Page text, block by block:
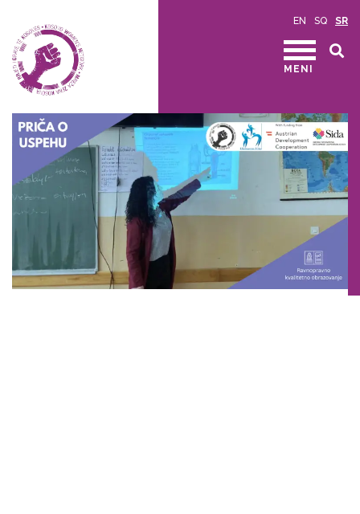
EN SQ SR
MENI